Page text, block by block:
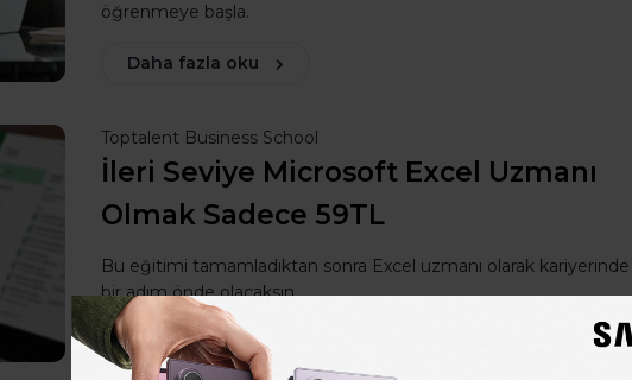
öğrenmeye başla.
Daha fazla oku
Toptalent Business School
İleri Seviye Microsoft Excel Uzmanı
Olmak Sadece 59TL
Bu eğitimi tamamladıktan sonra Excel uzmanı olarak kariyerinde
bir adım önde olacaksın.
Daha fazla oku